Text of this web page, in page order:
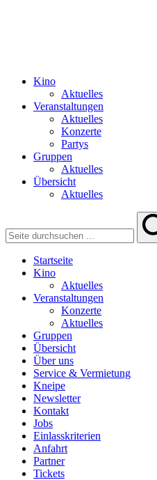
Kino
Aktuelles
Veranstaltungen
Aktuelles
Konzerte
Partys
Gruppen
Aktuelles
Übersicht
Aktuelles
Startseite
Kino
Aktuelles
Veranstaltungen
Konzerte
Aktuelles
Gruppen
Übersicht
Über uns
Service & Vermietung
Kneipe
Newsletter
Kontakt
Jobs
Einlasskriterien
Anfahrt
Partner
Tickets